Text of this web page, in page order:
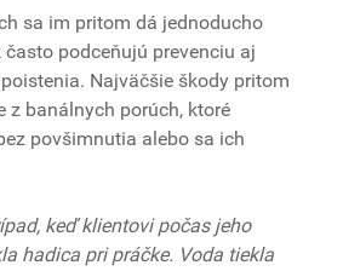
sa im pritom dá jednoducho
podceňujú prevenciu aj
Najväčšie škody pritom
z banálnych porúch, ktoré
povšimnutia alebo sa ich
keď klientovi počas jeho
hadica pri práčke. Voda tiekla